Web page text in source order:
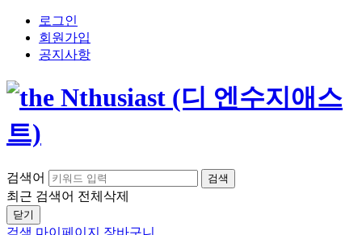
로그인
회원가입
공지사항
검색어 검색
최근 검색어 전체삭제
닫기
검색 마이페이지
장바구니